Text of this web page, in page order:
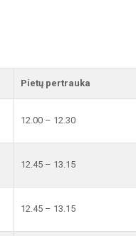
Pietų pertrauka
12.00 – 12.30
12.45 – 13.15
12.45 – 13.15